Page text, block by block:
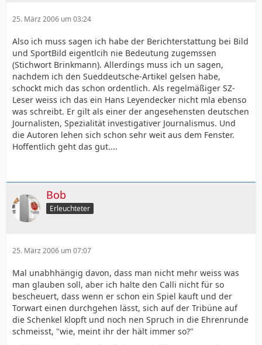
25. März 2006 um 03:24
Also ich muss sagen ich habe der Berichterstattung bei Bild
und SportBild eigentlcih nie Bedeutung zugemssen
(Stichwort Brinkmann). Allerdings muss ich un sagen,
nachdem ich den Sueddeutsche-Artikel gelsen habe,
schockt mich das schon ordentlich. Als regelmäßiger SZ-
Leser weiss ich das ein Hans Leyendecker nicht mla ebenso
was schreibt. Er gilt als einer der angesehensten deutschen
Journalisten, Spezialität investigativer Journalismus. Und
die Autoren lehen sich schon sehr weit aus dem Fenster.
Hoffentlich geht das gut....
Bob
Erleuchteter
25. März 2006 um 07:07
Mal unabhhängig davon, dass man nicht mehr weiss was
man glauben soll, aber ich halte den Calli nicht für so
bescheuert, dass wenn er schon ein Spiel kauft und der
Torwart einen durchgehen lässt, sich auf der Tribüne auf
die Schenkel klopft und noch nen Spruch in die Ehrenrunde
schmeisst, "wie, meint ihr der hält immer so?"